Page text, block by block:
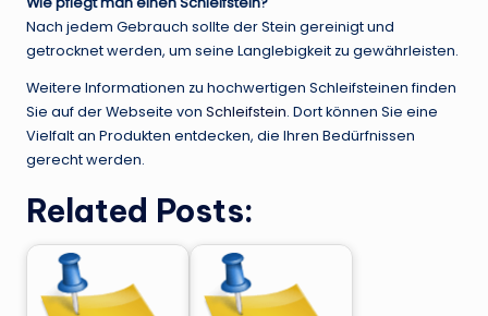
Nach jedem Gebrauch sollte der Stein gereinigt und
getrocknet werden, um seine Langlebigkeit zu gewährleisten.
Weitere Informationen zu hochwertigen Schleifsteinen finden
Sie auf der Webseite von Schleifstein. Dort können Sie eine
Vielfalt an Produkten entdecken, die Ihren Bedürfnissen
gerecht werden.
Related Posts: